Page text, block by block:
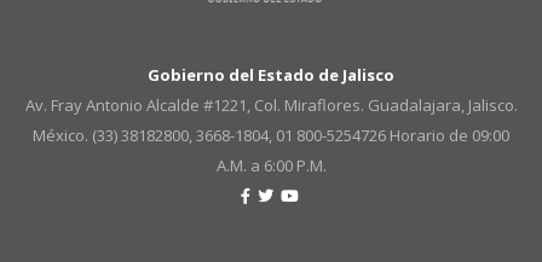
Gobierno del Estado de Jalisco
Av. Fray Antonio Alcalde #1221, Col. Miraflores. Guadalajara, Jalisco.
México. (33) 38182800, 3668-1804, 01 800-5254726 Horario de 09:00
A.M. a 6:00 P.M.